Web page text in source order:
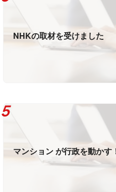
NHKの取材を受けました
マンション が行政を動かす